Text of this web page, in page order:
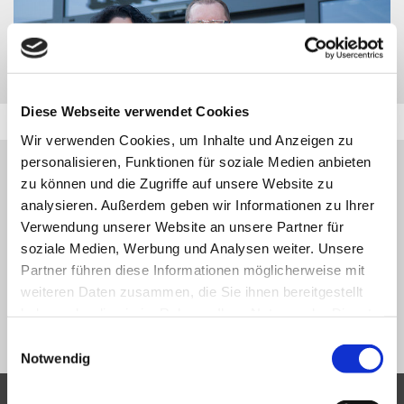
Diese Webseite verwendet Cookies
Wir verwenden Cookies, um Inhalte und Anzeigen zu
personalisieren, Funktionen für soziale Medien anbieten
zu können und die Zugriffe auf unsere Website zu
analysieren. Außerdem geben wir Informationen zu Ihrer
Verwendung unserer Website an unsere Partner für
soziale Medien, Werbung und Analysen weiter. Unsere
Partner führen diese Informationen möglicherweise mit
weiteren Daten zusammen, die Sie ihnen bereitgestellt
Notwendig
HINWEIS:
DAS GESUCHTE FAHRZEUG WURDE ZWISCHENZEITLICH
VERKAUFT BZW. IST NICHT MEHR IN UNSERER
FAHRZEUGDATENBANK VERFÜGBAR.
VIELEN DANK FÜR IHR VERSTÄNDNIS.